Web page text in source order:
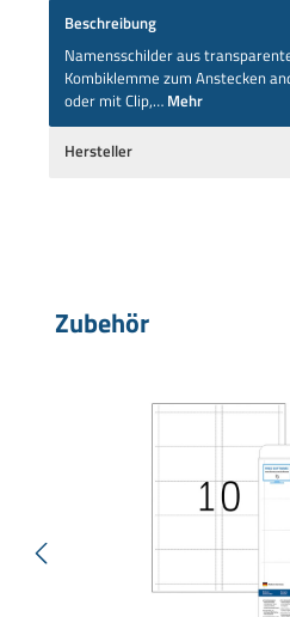
Beschreibung
Namensschilder aus
Kombiklemme zum Anstecken
oder mit Clip,… Mehr
Hersteller
Produktgalerie überspringen
Zubehör